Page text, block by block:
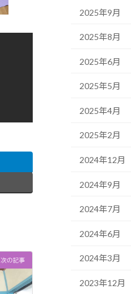
次の記事
2025年9月
2025年8月
2025年6月
2025年5月
2025年4月
2025年2月
2024年12月
2024年9月
2024年7月
2024年6月
2024年3月
2023年12月